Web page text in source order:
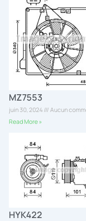
MZ7553
juin 30, 2024
Aucun
Read More »
HYK422